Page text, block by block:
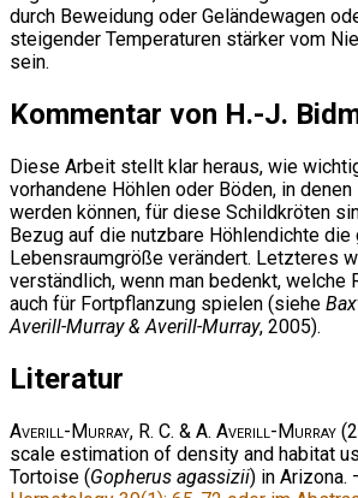
durch Beweidung oder Geländewagen
steigender Temperaturen stärker vom
sein.
Kommentar von H.-J.
Diese Arbeit stellt klar heraus, wie
vorhandene Höhlen oder Böden, in
werden können, für diese Schildkröten
Bezug auf die nutzbare Höhlendichte die
Lebensraumgröße verändert. Letzteres
verständlich, wenn man bedenkt, welche
auch für Fortpflanzung spielen (siehe
Averill-Murray & Averill-Murray, 2005).
Literatur
Averill-Murray, R. C. & A. Averill-Murray
scale estimation of density and habitat
Tortoise (Gopherus agassizii) in Arizona.